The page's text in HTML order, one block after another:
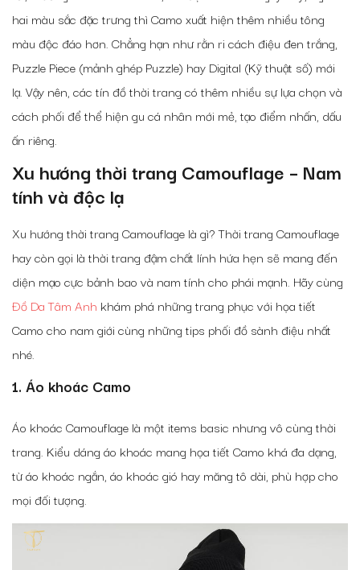
hai màu sắc đặc trưng thì Camo xuất hiện thêm nhiều tông
màu độc đáo hơn. Chẳng hạn như rằn ri cách điệu đen trắng,
Puzzle Piece (mảnh ghép Puzzle) hay Digital (Kỹ thuật số) mới
lạ. Vậy nên, các tín đồ thời trang có thêm nhiều sự lựa chọn và
cách phối để thể hiện gu cá nhân mới mẻ, tạo điểm nhấn, dấu
ấn riêng.
Xu hướng thời trang Camouflage – Nam
tính và độc lạ
Xu hướng thời trang Camouflage là gì? Thời trang Camouflage
hay còn gọi là thời trang đậm chất lính hứa hẹn sẽ mang đến
diện mạo cực bảnh bao và nam tính cho phái mạnh. Hãy cùng
Đồ Da Tâm Anh khám phá những trang phục với họa tiết
Camo cho nam giới cùng những tips phối đồ sành điệu nhất
nhé.
1. Áo khoác Camo
Áo khoác Camouflage là một items basic nhưng vô cùng thời
trang. Kiểu dáng áo khoác mang họa tiết Camo khá đa dạng,
từ áo khoác ngắn, áo khoác gió hay măng tô dài, phù hợp cho
mọi đối tượng.